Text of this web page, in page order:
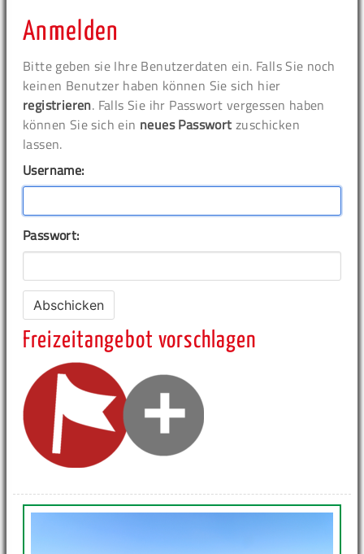
Anmelden
Bitte geben sie Ihre Benutzerdaten ein. Falls Sie noch
keinen Benutzer haben können Sie sich hier
registrieren. Falls Sie ihr Passwort vergessen haben
können Sie sich ein neues Passwort zuschicken
lassen.
Username:
Passwort:
Freizeitangebot vorschlagen